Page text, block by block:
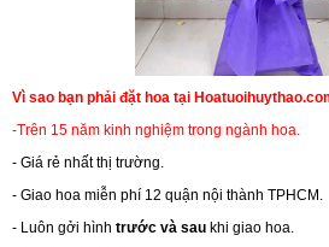
Vì sao bạn phải đặt hoa tại
-Trên 15 năm kinh nghiệm trong ngành hoa.
- Giá rẻ nhất thị trường.
- Giao hoa miễn phí 12 quận nội thành TPHCM.
- Luôn gởi hình trước và sau khi giao hoa.